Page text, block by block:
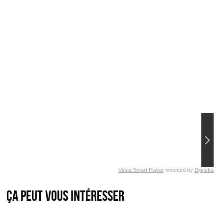
Video Smart Playerinvented by Digiteka
Ça peut vous intéresser